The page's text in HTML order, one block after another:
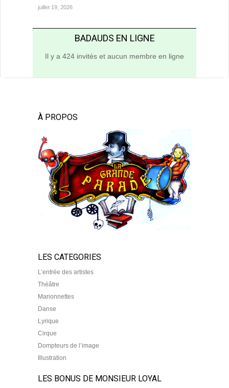
juillet 19, 2026
BADAUDS EN LIGNE
Il y a 424 invités et aucun membre en ligne
À PROPOS
LES CATEGORIES
L’entrée des artistes
Théâtre
Marionnettes
Danse
Lyrique
Cirque
Dompteurs de l’image
Illustration
LES BONUS DE MONSIEUR LOYAL